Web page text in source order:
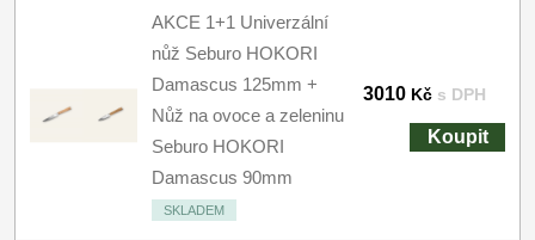
AKCE 1+1 Univerzální
nůž Seburo HOKORI
Damascus 125mm +
Nůž na ovoce a zeleninu
Seburo HOKORI
Damascus 90mm
SKLADEM
3010 Kč s DPH
Koupit